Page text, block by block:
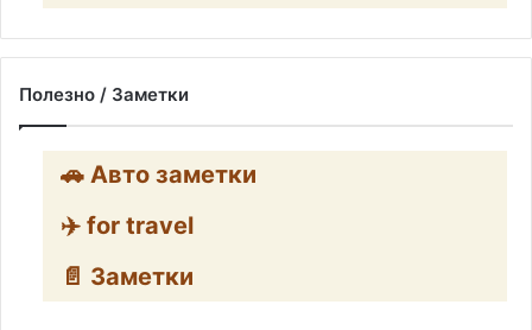
Полезно / Заметки
🚗 Авто заметки
✈️ for travel
📄 Заметки